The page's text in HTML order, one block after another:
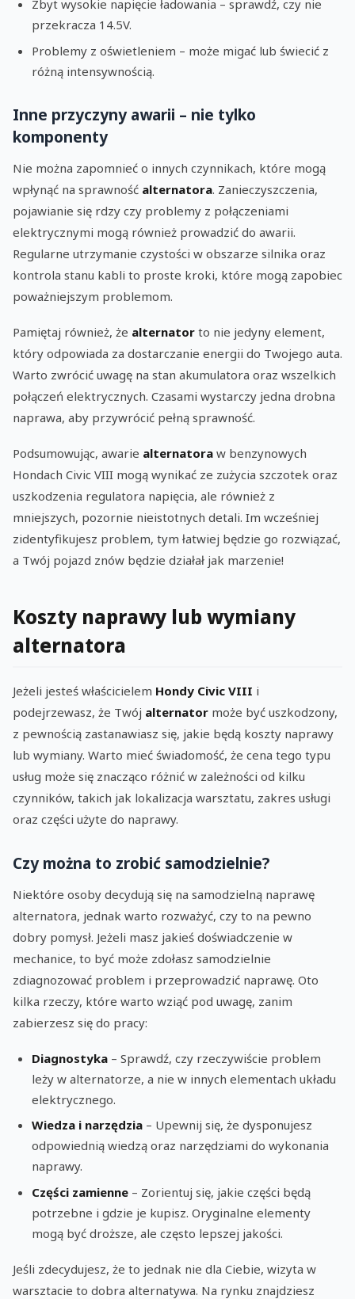
Zbyt wysokie napięcie ładowania – sprawdź, czy nie
przekracza 14.5V.
Problemy z oświetleniem – może migać lub świecić z
różną intensywnością.
Inne przyczyny awarii – nie tylko
komponenty
Nie można zapomnieć o innych czynnikach, które mogą
wpłynąć na sprawność alternatora. Zanieczyszczenia,
pojawianie się rdzy czy problemy z połączeniami
elektrycznymi mogą również prowadzić do awarii.
Regularne utrzymanie czystości w obszarze silnika oraz
kontrola stanu kabli to proste kroki, które mogą zapobiec
poważniejszym problemom.
Pamiętaj również, że alternator to nie jedyny element,
który odpowiada za dostarczanie energii do Twojego auta.
Warto zwrócić uwagę na stan akumulatora oraz wszelkich
połączeń elektrycznych. Czasami wystarczy jedna drobna
naprawa, aby przywrócić pełną sprawność.
Podsumowując, awarie alternatora w benzynowych
Hondach Civic VIII mogą wynikać ze zużycia szczotek oraz
uszkodzenia regulatora napięcia, ale również z
mniejszych, pozornie nieistotnych detali. Im wcześniej
zidentyfikujesz problem, tym łatwiej będzie go rozwiązać,
a Twój pojazd znów będzie działał jak marzenie!
Koszty naprawy lub wymiany
alternatora
Jeżeli jesteś właścicielem Hondy Civic VIII i
podejrzewasz, że Twój alternator może być uszkodzony,
z pewnością zastanawiasz się, jakie będą koszty naprawy
lub wymiany. Warto mieć świadomość, że cena tego typu
usług może się znacząco różnić w zależności od kilku
czynników, takich jak lokalizacja warsztatu, zakres usługi
oraz części użyte do naprawy.
Czy można to zrobić samodzielnie?
Niektóre osoby decydują się na samodzielną naprawę
alternatora, jednak warto rozważyć, czy to na pewno
dobry pomysł. Jeżeli masz jakieś doświadczenie w
mechanice, to być może zdołasz samodzielnie
zdiagnozować problem i przeprowadzić naprawę. Oto
kilka rzeczy, które warto wziąć pod uwagę, zanim
zabierzesz się do pracy:
Diagnostyka – Sprawdź, czy rzeczywiście problem
leży w alternatorze, a nie w innych elementach układu
elektrycznego.
Wiedza i narzędzia – Upewnij się, że dysponujesz
odpowiednią wiedzą oraz narzędziami do wykonania
naprawy.
Części zamienne – Zorientuj się, jakie części będą
potrzebne i gdzie je kupisz. Oryginalne elementy
mogą być droższe, ale często lepszej jakości.
Jeśli zdecydujesz, że to jednak nie dla Ciebie, wizyta w
warsztacie to dobra alternatywa. Na rynku znajdziesz